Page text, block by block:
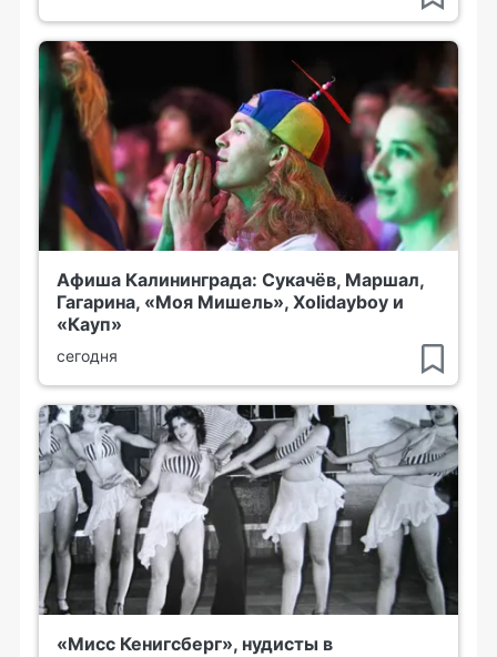
Афиша Калининграда: Сукачёв, Маршал,
Гагарина, «Моя Мишель», Xolidayboy и
«Кауп»
сегодня
«Мисс Кенигсберг», нудисты в